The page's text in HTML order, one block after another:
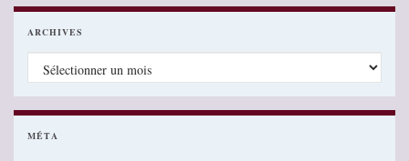
ARCHIVES
Archives
MÉTA